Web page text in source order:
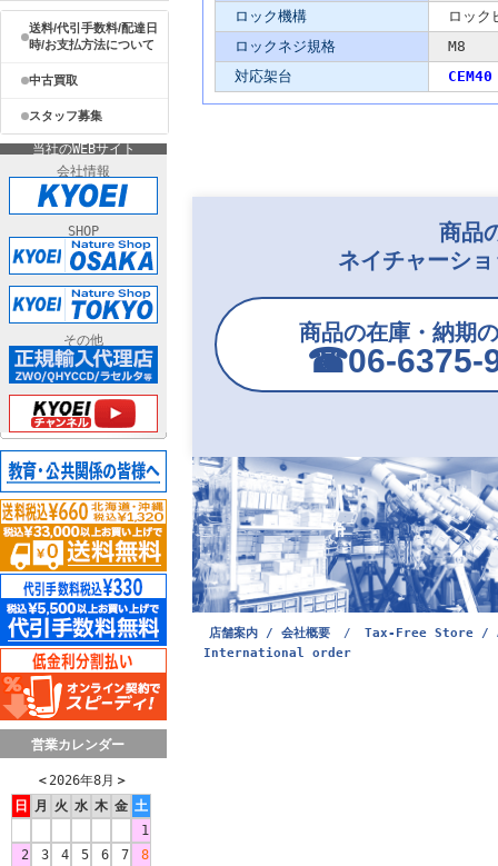
送料/代引手数料/配達日
時/お支払方法について
中古買取
スタッフ募集
当社のWEBサイト
会社情報
SHOP
その他
営業カレンダー
＜ 2026年8月 ＞
日
月 火 水 木 金 土
1
2
3 4 5 6 7
8
ロック機構
ロック
ロックネジ規格
M8
対応架台
CEM40
商品
ネイチャーシ
商品の在庫・納期
☎︎06-6375-
店舗案内 / 会社概要 /
Tax-Free Store /
International order